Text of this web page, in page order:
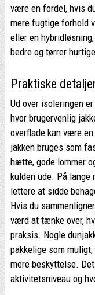
være en fordel, hvis
mere fugtige forhold
eller en
bedre og tørrer
Praktiske
Ud over isoleringen
hvor brugervenlig
overflade kan være
jakken bruges som
hætte, gode lommer
kulden ude. På lange
lettere at sidde
Hvis du
værd at tænke over,
praksis. Nogle
pakkelige som
mere beskyttelse.
aktivitetsniveau og